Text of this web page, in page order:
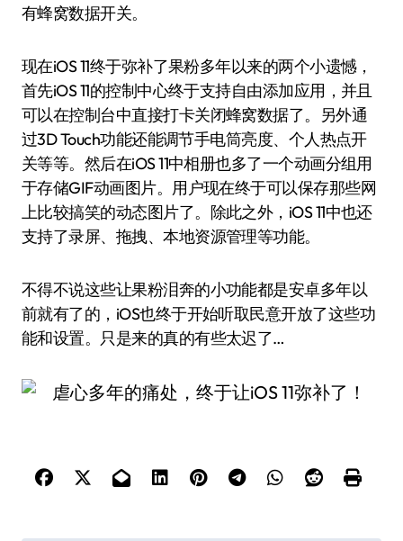
有蜂窝数据开关。
现在iOS 11终于弥补了果粉多年以来的两个小遗憾，
首先iOS 11的控制中心终于支持自由添加应用，并且
可以在控制台中直接打卡关闭蜂窝数据了。另外通
过3D Touch功能还能调节手电筒亮度、个人热点开
关等等。然后在iOS 11中相册也多了一个动画分组用
于存储GIF动画图片。用户现在终于可以保存那些网
上比较搞笑的动态图片了。除此之外，iOS 11中也还
支持了录屏、拖拽、本地资源管理等功能。
不得不说这些让果粉泪奔的小功能都是安卓多年以
前就有了的，iOS也终于开始听取民意开放了这些功
能和设置。只是来的真的有些太迟了…